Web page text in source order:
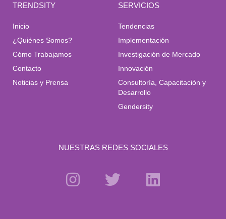
TRENDSITY
Inicio
¿Quiénes Somos?
Cómo Trabajamos
Contacto
Noticias y Prensa
SERVICIOS
Tendencias
Implementación
Investigación de Mercado
Innovación
Consultoría, Capacitación y
Desarrollo
Gendersity
NUESTRAS REDES SOCIALES